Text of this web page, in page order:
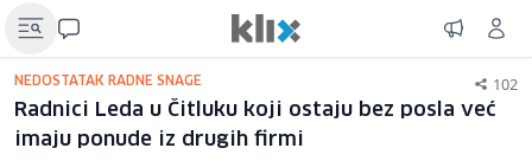
NEDOSTATAK RADNE SNAGE 102
Radnici Leda u Čitluku koji ostaju bez posla već
imaju ponude iz drugih firmi